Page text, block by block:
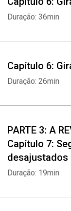
Duração: 36min
Capítulo 6:
Duração: 26min
PARTE 3: A
Capítulo 7:
desajustados
Duração: 19min
Whatsapp